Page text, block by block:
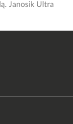
Janosik Ultra